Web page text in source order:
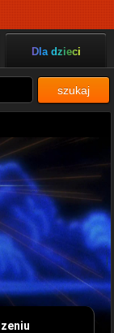
Dla dzieci
szukaj